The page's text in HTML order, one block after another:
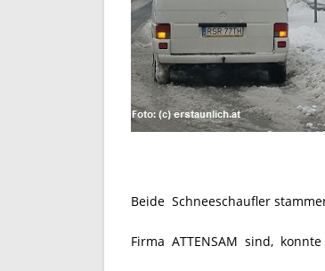
Beide Schneeschaufler
Firma ATTENSAM sind,